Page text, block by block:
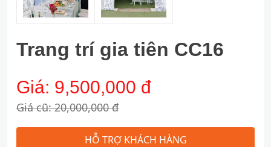
Trang trí gia tiên CC16
Giá: 9,500,000 đ
Giá cũ: 20,000,000 đ
HỖ TRỢ KHÁCH HÀNG